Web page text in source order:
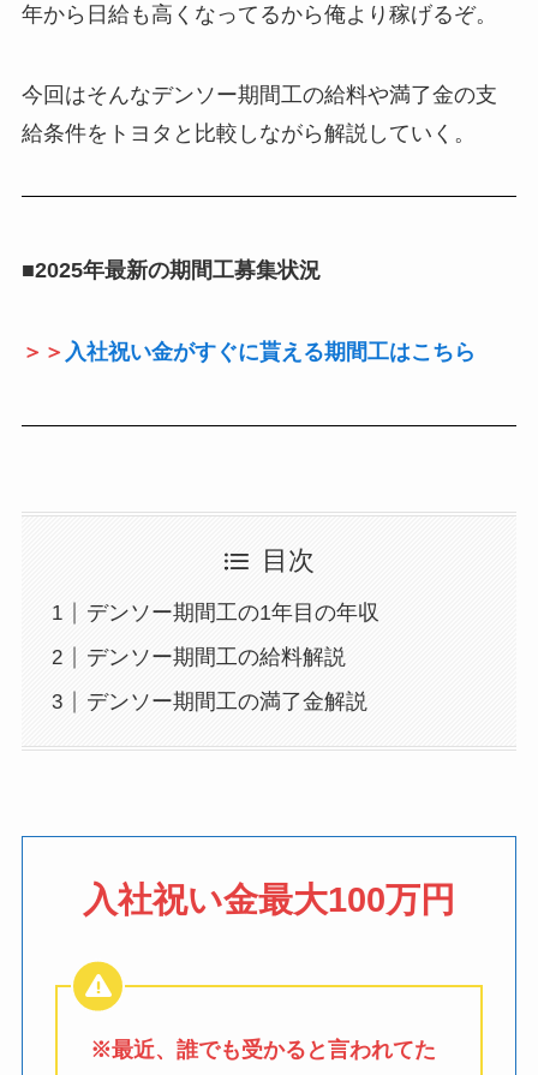
年から日給も高くなってるから俺より稼げるぞ。
今回はそんなデンソー期間工の給料や満了金の支
給条件をトヨタと比較しながら解説していく。
■2025年最新の期間工募集状況
＞＞ 入社祝い金がすぐに貰える期間工はこちら
目次
デンソー期間工の1年目の年収
デンソー期間工の給料解説
デンソー期間工の満了金解説
入社祝い金最大100万円
※最近、誰でも受かると言われてた